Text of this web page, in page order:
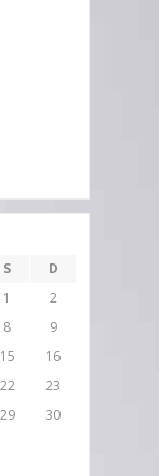
S
D
1
2
8
9
15
16
22
23
29
30